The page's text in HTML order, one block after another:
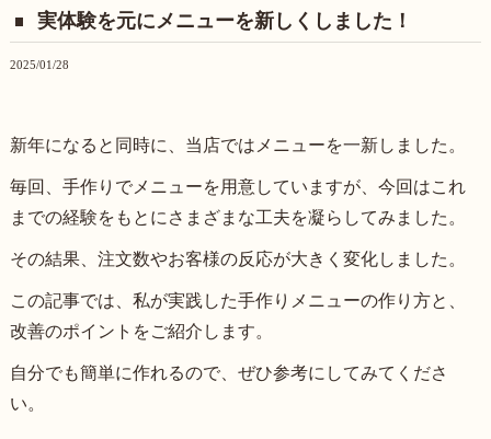
実体験を元にメニューを新しくしました！
2025/01/28
新年になると同時に、当店ではメニューを一新しました。
毎回、手作りでメニューを用意していますが、今回はこれ
までの経験をもとにさまざまな工夫を凝らしてみました。
その結果、注文数やお客様の反応が大きく変化しました。
この記事では、私が実践した手作りメニューの作り方と、
改善のポイントをご紹介します。
自分でも簡単に作れるので、ぜひ参考にしてみてくださ
い。